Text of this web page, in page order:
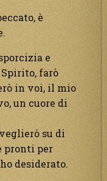
è
e
farò
in voi, il mio
un cuore di
su di
pronti per
desiderato.